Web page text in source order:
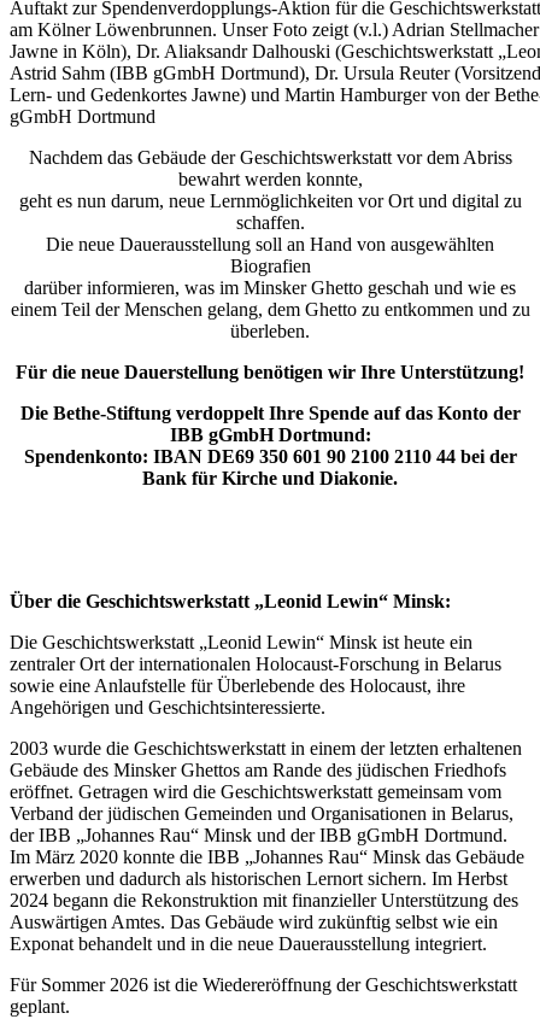
Auftakt zur Spendenverdopplungs-Aktion für die
am Kölner Löwenbrunnen. Unser Foto zeigt (v.l.) Adrian
Jawne in Köln), Dr. Aliaksandr Dalhouski (Geschichtswerkstatt
Astrid Sahm (IBB gGmbH Dortmund), Dr. Ursula Reuter
Lern- und Gedenkortes Jawne) und Martin Hamburger von der
gGmbH Dortmund
Nachdem das Gebäude der Geschichtswerkstatt vor dem Abriss
bewahrt werden konnte,
geht es nun darum, neue Lernmöglichkeiten vor Ort und digital zu
schaffen.
Die neue Dauerausstellung soll an Hand von ausgewählten
Biografien
darüber informieren, was im Minsker Ghetto geschah und wie es
einem Teil der Menschen gelang, dem Ghetto zu entkommen und zu
überleben.
Für die neue Dauerstellung benötigen wir Ihre Unterstützung!
Die Bethe-Stiftung verdoppelt Ihre Spende auf das Konto der
IBB gGmbH Dortmund:
Spendenkonto: IBAN DE69 350 601 90 2100 2110 44 bei der
Bank für Kirche und Diakonie.
Über die Geschichtswerkstatt „Leonid Lewin“ Minsk:
Die Geschichtswerkstatt „Leonid Lewin“ Minsk ist heute ein
zentraler Ort der internationalen Holocaust-Forschung in Belarus
sowie eine Anlaufstelle für Überlebende des Holocaust, ihre
Angehörigen und Geschichtsinteressierte.
2003 wurde die Geschichtswerkstatt in einem der letzten erhaltenen
Gebäude des Minsker Ghettos am Rande des jüdischen Friedhofs
eröffnet. Getragen wird die Geschichtswerkstatt gemeinsam vom
Verband der jüdischen Gemeinden und Organisationen in Belarus,
der IBB „Johannes Rau“ Minsk und der IBB gGmbH Dortmund.
Im März 2020 konnte die IBB „Johannes Rau“ Minsk das Gebäude
erwerben und dadurch als historischen Lernort sichern. Im Herbst
2024 begann die Rekonstruktion mit finanzieller Unterstützung des
Auswärtigen Amtes. Das Gebäude wird zukünftig selbst wie ein
Exponat behandelt und in die neue Dauerausstellung integriert.
Für Sommer 2026 ist die Wiedereröffnung der Geschichtswerkstatt
geplant.